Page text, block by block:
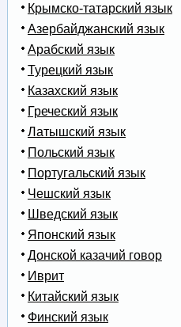
Крымско-татарский язык
Азербайджанский язык
Арабский язык
Турецкий язык
Казахский язык
Греческий язык
Латышский язык
Польский язык
Португальский язык
Чешский язык
Шведский язык
Японский язык
Донской казачий говор
Иврит
Китайский язык
Финский язык